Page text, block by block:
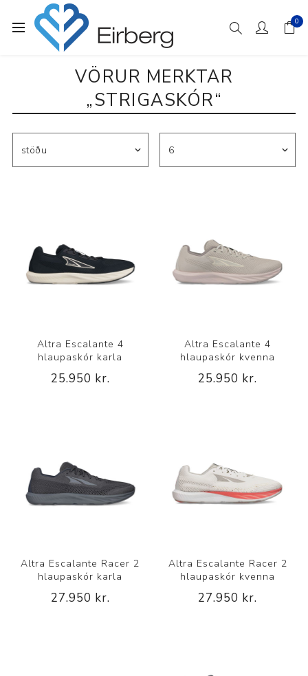
0
VÖRUR MERKTAR
„STRIGASKÓR“
Altra Escalante 4
hlaupaskór karla
25.950 kr.
Altra Escalante 4
hlaupaskór kvenna
25.950 kr.
Altra Escalante Racer 2
hlaupaskór karla
27.950 kr.
Altra Escalante Racer 2
hlaupaskór kvenna
27.950 kr.